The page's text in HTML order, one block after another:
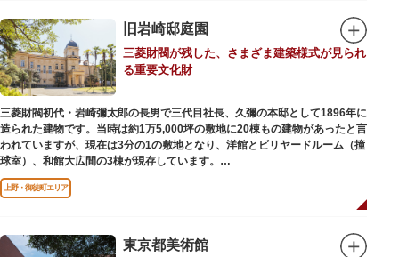
「句碑」や、初代・三笑亭可楽の寄席が境内で初めて開かれたという「寄席
発祥之地」の石碑などの見どころも。
オリジナルの朱印帳の販売や、月や日によって限定の御朱印頒布も行ってい
ます。
旧岩崎邸庭園
三菱財閥が残した、さまざま建築様式が見られ
る重要文化財
三菱財閥初代・岩崎彌太郎の長男で三代目社長、久彌の本邸として1896年に
造られた建物です。当時は約1万5,000坪の敷地に20棟もの建物があったと言
われていますが、現在は3分の1の敷地となり、洋館とビリヤードルーム（撞
球室）、和館大広間の3棟が現存しています。
【洋館】
鹿鳴館の建築家として知られるジョサイア・コンドルによって設計された西
ています。
上野・御徒町エリア
東京都美術館